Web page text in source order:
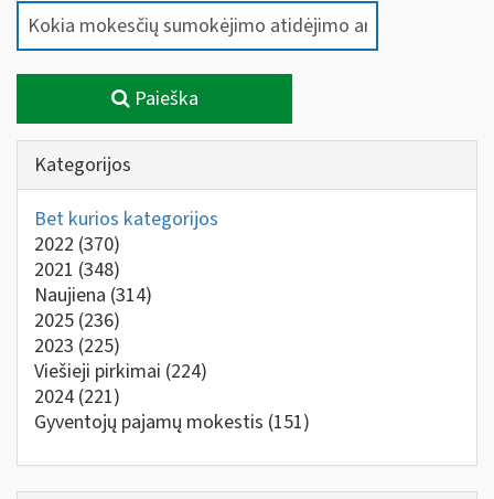
Paieška
Kategorijos
Bet kurios kategorijos
2022 (370)
2021 (348)
Naujiena (314)
2025 (236)
2023 (225)
Viešieji pirkimai (224)
2024 (221)
Gyventojų pajamų mokestis (151)